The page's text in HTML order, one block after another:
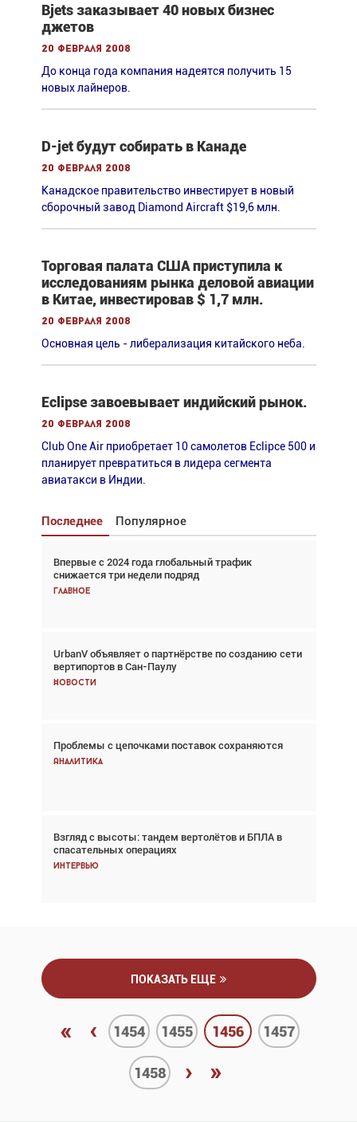
Bjets заказывает 40 новых бизнес
джетов
20 февраля 2008
До конца года компания надеятся получить 15
новых лайнеров.
D-jet будут собирать в Канаде
20 февраля 2008
Канадское правительство инвестирует в новый
сборочный завод Diamond Aircraft $19,6 млн.
Торговая палата США приступила к
исследованиям рынка деловой авиации
в Китае, инвестировав $ 1,7 млн.
20 февраля 2008
Основная цель - либерализация китайского неба.
Eclipse завоевывает индийский рынок.
20 февраля 2008
Club One Air приобретает 10 самолетов Eclipce 500 и
планирует превратиться в лидера сегмента
авиатакси в Индии.
Последнее Популярное
Впервые с 2024 года глобальный трафик
снижается три недели подряд
Главное
UrbanV объявляет о партнёрстве по созданию сети
вертипортов в Сан-Паулу
Новости
Проблемы с цепочками поставок сохраняются
Аналитика
Взгляд с высоты: тандем вертолётов и БПЛА в
спасательных операциях
Интервью
Взгляд с высоты: тандем вертолётов и БПЛА в
спасательных операциях
Главное
Авиационный фотограф Дэйв Кох: «Фотография
говорит сама за себя... а ИИ всё портит»
Новости
Впервые с 2024 года глобальный трафик
снижается три недели подряд
Частный самолёт – это актив. Подходите к
покупке соответствующим образом
Интервью
ПОКАЗАТЬ ЕЩЕ
« ‹ 1454 1455 1456 1457
1458 › »